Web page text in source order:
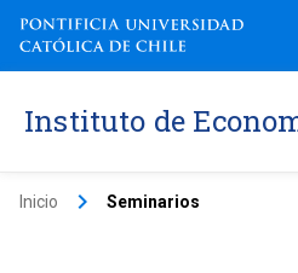
Instituto de
Inicio keyboard_arrow_right Seminarios